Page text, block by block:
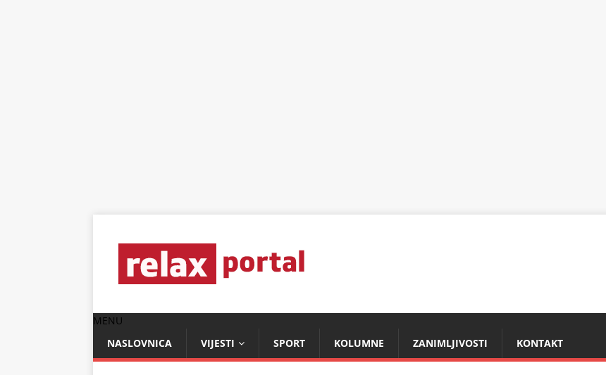
MENU
NASLOVNICA
VIJESTI SPORT KOLUMNE ZANIMLJIVOSTI KONTAKT